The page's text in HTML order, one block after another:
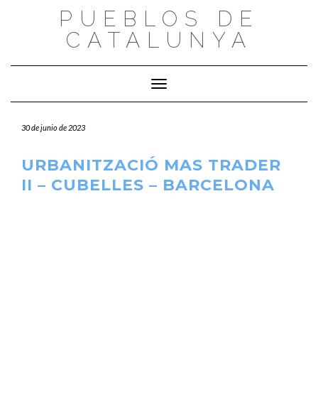
PUEBLOS DE
CATALUNYA
Cambiar modo de navegación
30 de junio de 2023
URBANITZACIÓ MAS TRADER
II – CUBELLES – BARCELONA